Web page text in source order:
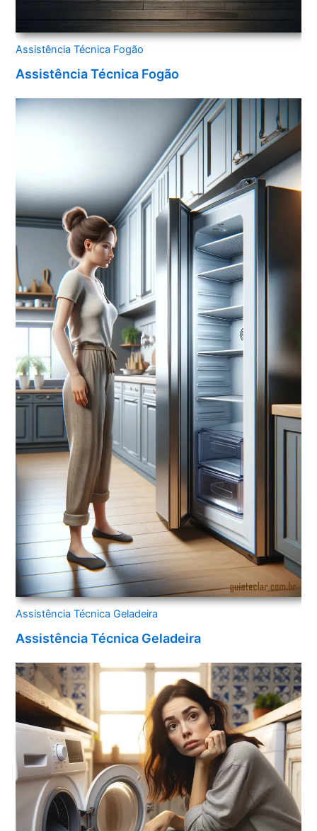
Assistência Técnica Fogão
Assistência Técnica Fogão
Assistência Técnica Geladeira
Assistência Técnica Geladeira